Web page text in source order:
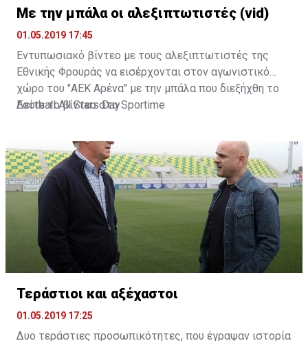
Με την μπάλα οι αλεξιπτωτιστές (vid)
01.05.2019 17:45
Εντυπωσιακό βίντεο με τους αλεξιπτωτιστές της
Εθνικής Φρουράς να εισέρχονται στον αγωνιστικό
χώρο του "ΑΕΚ Αρένα" με την μπάλα που διεξήχθη το
Football All Stars Day
Δείτε το βίντεο στοSportime
Τεράστιοι και αξέχαστοι
01.05.2019 17:25
Δυο τεράστιες προσωπικότητες, που έγραψαν ιστορία